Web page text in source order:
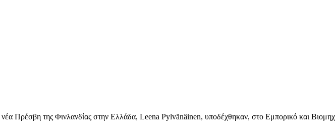
Πρέσβη της Φινλανδίας στην Ελλάδα, Leena Pylvänäinen, υποδέχθηκαν, στο Εμπορικό και